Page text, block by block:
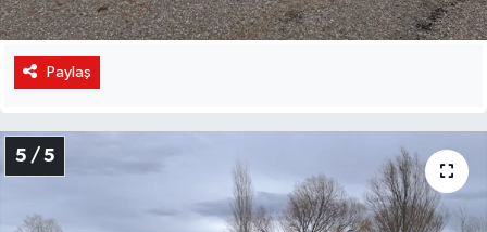
Paylaş
5 / 5